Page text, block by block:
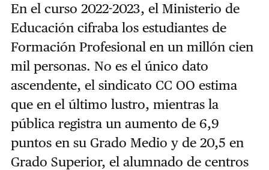
En el curso 2022-2023, el Ministerio de
Educación cifraba los estudiantes de
Formación Profesional en un millón cien
mil personas. No es el único dato
ascendente, el sindicato CC OO estima
que en el último lustro, mientras la
pública registra un aumento de 6,9
puntos en su Grado Medio y de 20,5 en
Grado Superior, el alumnado de centros